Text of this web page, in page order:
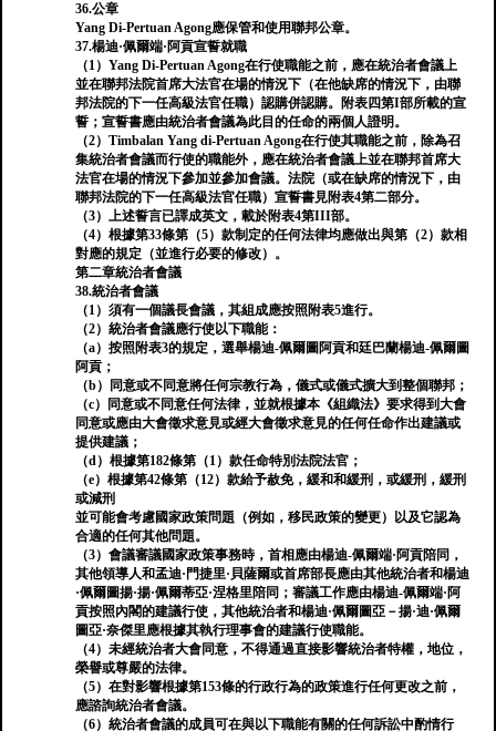
36.公章
Yang Di-Pertuan Agong應保管和使用聯邦公章。
37.楊迪·佩爾端·阿貢宣誓就職
（1）Yang Di-Pertuan Agong在行使職能之前，應在統治者會議上
並在聯邦法院首席大法官在場的情況下（在他缺席的情況下，由聯​​
邦法院的下一任高級法官任職）認購併認購。附表四第I部所載的宣
誓；宣誓書應由統治者會議為此目的任命的兩個人證明。
（2）Timbalan Yang di-Pertuan Agong在行使其職能之前，除為召
集統治者會議而行使的職能外，應在統治者會議上並在聯邦首席大
法官在場的情況下參加並參加會議。法院（或在缺席的情況下，由
聯​​邦法院的下一任高級法官任職）宣誓書見附表4第二部分。
（3）上述誓言已譯成英文，載於附表4第III部。
（4）根據第33條第（5）款制定的任何法律均應做出與第（2）款相
對應的規定（並進行必要的修改）。
第二章統治者會議
38.統治者會議
（1）須有一個議長會議，其組成應按照附表5進行。
（2）統治者會議應行使以下職能：
（a）按照附表3的規定，選舉楊迪-佩爾圖阿貢和廷巴蘭楊迪-佩爾圖
阿貢；
（b）同意或不同意將任何宗教行為，儀式或儀式擴大到整個聯邦；
（c）同意或不同意任何法律，並就根據本《組織法》要求得到大會
同意或應由大會徵求意見或經大會徵求意見的任何任命作出建議或
提供建議；
（d）根據第182條第（1）款任命特別法院法官；
（e）根據第42條第（12）款給予赦免，緩和和緩刑，或緩刑，緩刑
或減刑
並可能會考慮國家政策問題（例如，移民政策的變更）以及它認為
合適的任何其他問題。
（3）會議審議國家政策事務時，首相應由楊迪-佩爾端·阿貢陪同，
其他領導人和孟迪·門捷里·貝薩爾或首席部長應由其他統治者和楊迪
·佩爾圖揚·揚·佩爾蒂亞·涅格里陪同；審議工作應由楊迪-佩爾端·阿
貢按照內閣的建議行使，其他統治者和楊迪·佩爾圖亞－揚·迪·佩爾
圖亞·奈傑里應根據其執行理事會的建議行使職能。
（4）未經統治者大會同意，不得通過直接影響統治者特權，地位，
榮譽或尊嚴的法律。
（5）在對影響根據第153條的行政行為的政策進行任何更改之前，
應諮詢統治者會議。
（6）統治者會議的成員可在與以下職能有關的任何訴訟中酌情行